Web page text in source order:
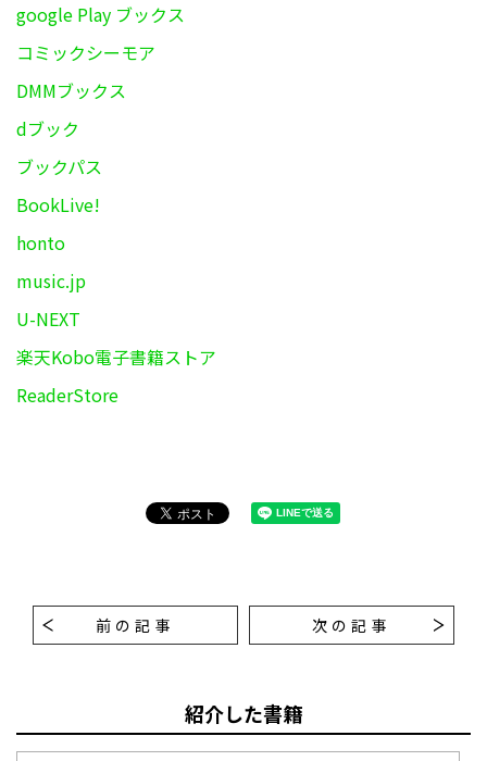
google Play ブックス
コミックシーモア
DMMブックス
dブック
ブックパス
BookLive!
honto
music.jp
U-NEXT
楽天Kobo電子書籍ストア
ReaderStore
前の記事 次の記事
紹介した書籍